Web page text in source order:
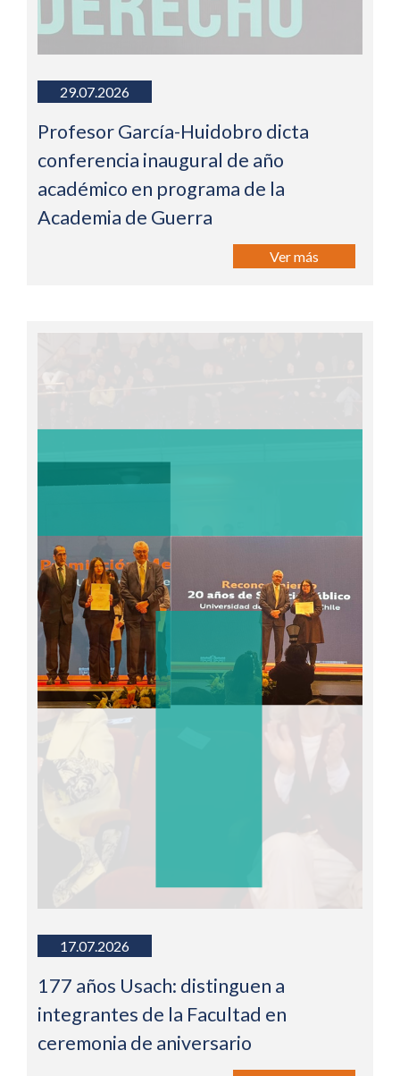
29.07.2026
Profesor García-Huidobro dicta
conferencia inaugural de año
académico en programa de la
Academia de Guerra
Ver más
17.07.2026
177 años Usach: distinguen a
integrantes de la Facultad en
ceremonia de aniversario